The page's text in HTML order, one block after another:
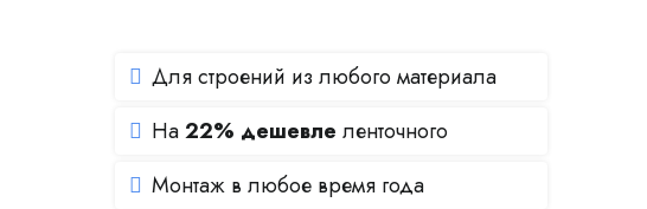
Для строений из любого материала
На22% дешевле ленточного
Монтаж в любое время года